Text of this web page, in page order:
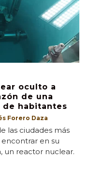
oculto a
de una
habitantes
Forero Daza
las ciudades más
en su
un reactor nuclear.